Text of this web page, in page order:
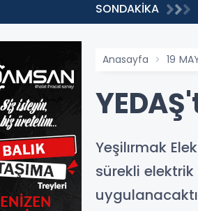
SONDAKİKA
Anasayfa 19
Yeşilırmak
sürekli elektrik